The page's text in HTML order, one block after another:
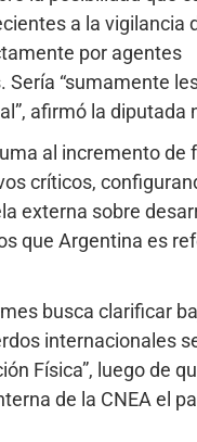
a la vigilancia
por agentes
Sería “sumamente
afirmó la diputada
al incremento de
críticos,
externa sobre
que Argentina es
busca clarificar
internacionales
Física”, luego de
de la CNEA el